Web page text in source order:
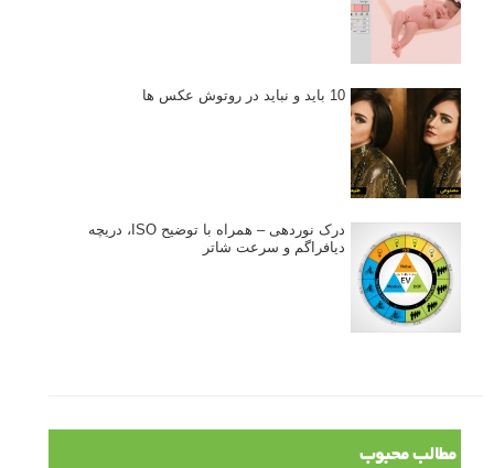
10 باید و نباید در روتوش عکس ها
درک نوردهی – همراه با توضیح ISO، دریچه
دیافراگم و سرعت شاتر
مطالب محبوب